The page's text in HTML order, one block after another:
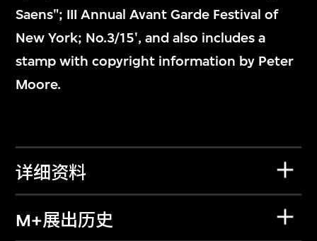
Saens"; III Annual Avant Garde Festival of
New York; No.3/15', and also includes a
stamp with copyright information by Peter
Moore.
详细资料
M+展出历史